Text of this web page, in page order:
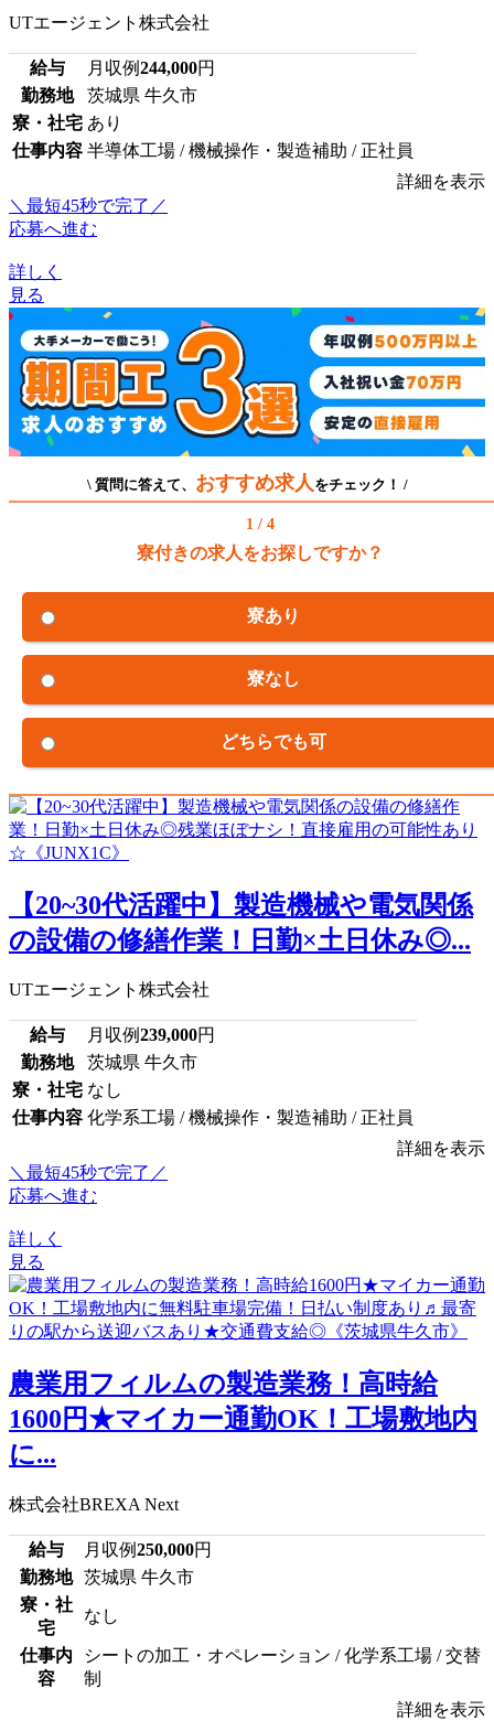
UTエージェント株式会社
給与 月収例244,000円
勤務地
茨城県 牛久市
寮・社宅 あり
仕事内容 半導体工場 / 機械操作・製造補助 / 正社員
詳細を表示
＼最短45秒で完了／
応募へ進む
詳しく
見る
\ 質問に答えて、 おすすめ求人 をチェック！ /
1 / 4
寮付きの求人をお探しですか？
寮あり
寮なし
どちらでも可
【20~30代活躍中】製造機械や電気関係
の設備の修繕作業！日勤×土日休み◎...
UTエージェント株式会社
給与 月収例239,000円
勤務地
茨城県 牛久市
寮・社宅 なし
仕事内容 化学系工場 / 機械操作・製造補助 / 正社員
詳細を表示
＼最短45秒で完了／
応募へ進む
詳しく
見る
農業用フィルムの製造業務！高時給
1600円★マイカー通勤OK！工場敷地内
に...
株式会社BREXA Next
給与 月収例250,000円
勤務地
茨城県 牛久市
寮・社
宅
なし
仕事内
容
シートの加工・オペレーション / 化学系工場 / 交替
制
詳細を表示